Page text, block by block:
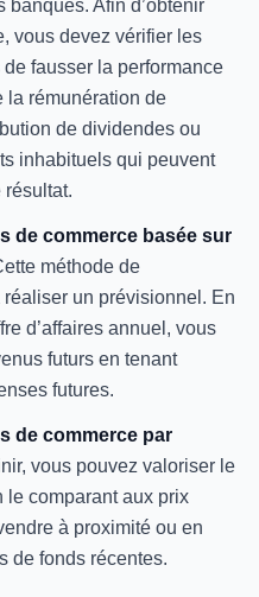
Afin d’obtenir
vous devez vérifier les
fausser la performance
la rémunération de
de dividendes ou
inhabituels qui peuvent
résultat.
de commerce basée sur
méthode de
un prévisionnel. En
d’affaires annuel, vous
futurs en tenant
futures.
de commerce par
vous pouvez valoriser le
le comparant aux prix
à proximité ou en
de fonds récentes.